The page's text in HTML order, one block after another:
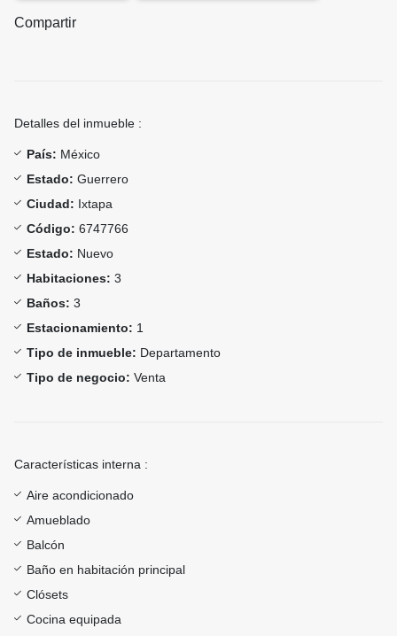
Compartir
Detalles del inmueble :
País: México
Estado: Guerrero
Ciudad: Ixtapa
Código: 6747766
Estado: Nuevo
Habitaciones: 3
Baños: 3
Estacionamiento: 1
Tipo de inmueble: Departamento
Tipo de negocio: Venta
Características interna :
Aire acondicionado
Amueblado
Balcón
Baño en habitación principal
Clósets
Cocina equipada